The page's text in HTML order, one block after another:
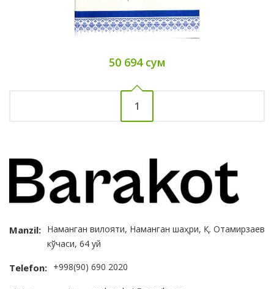
50 694 сум
1
Manzil: Наманган вилояти, Наманган шаҳри, Қ. Отамирзаев
кўчаси, 64 уй
Telefon: +998(90) 690 2020